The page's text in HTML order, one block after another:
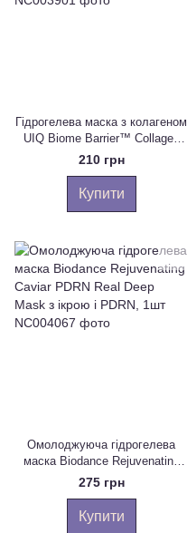
Гідрогелева маска з колагеном
UIQ Biome Barrier™ Collagen
Firming Hydrogel Mask, 40 g
210 грн
Купити
Омолоджуюча гідрогелева
маска Biodance Rejuvenating
Caviar PDRN Real Deep Mask з
ікрою і PDRN, 1шт
275 грн
Купити